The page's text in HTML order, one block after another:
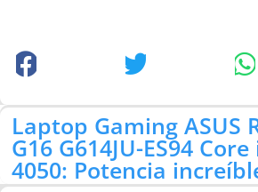
Laptop Gaming ASUS
G16 G614JU-ES94 Core
4050: Potencia